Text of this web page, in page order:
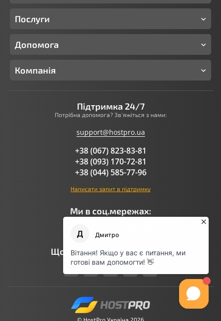
© HostPro Україна 2026
Послуги
Допомога
Компанія
Підтримка 24/7
Потрібна допомога? Зв'яжіться з нами:
support@hostpro.ua
+38 (067) 823-83-81
+38 (093) 170-72-81
+38 (044) 585-77-96
Написати запит в підтримку
Ми в соц.мережах:
Що говорить AI про Hostpro